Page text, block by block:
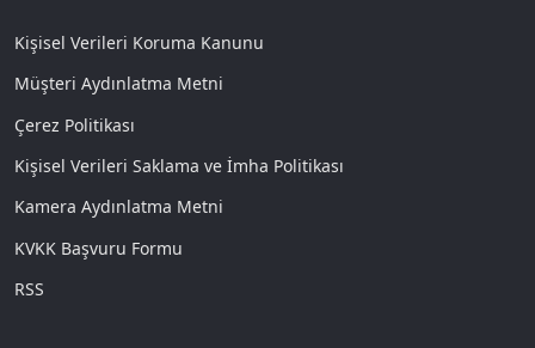
Kişisel Verileri Koruma Kanunu
Müşteri Aydınlatma Metni
Çerez Politikası
Kişisel Verileri Saklama ve İmha Politikası
Kamera Aydınlatma Metni
KVKK Başvuru Formu
RSS